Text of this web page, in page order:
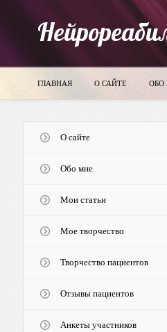
ГЛАВНАЯ О САЙТЕ ОБО
О сайте
Обо мне
Мои статьи
Мое творчество
Творчество пациентов
Отзывы пациентов
Анкеты участников